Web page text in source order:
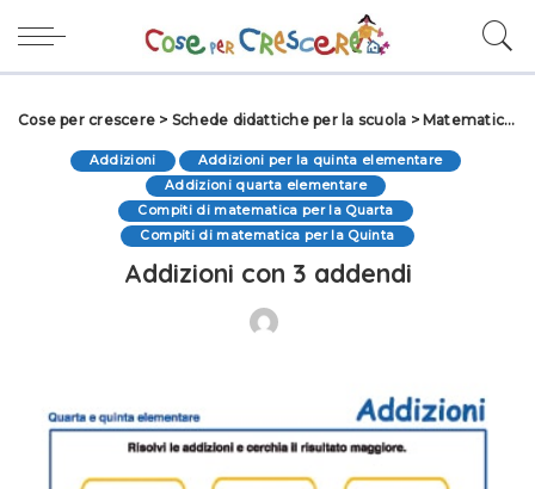
Cose per crescere > Schede didattiche per la scuola > Matematica scuola primaria
Addizioni
Addizioni per la quinta elementare
Addizioni quarta elementare
Compiti di matematica per la Quarta
Compiti di matematica per la Quinta
Addizioni con 3 addendi